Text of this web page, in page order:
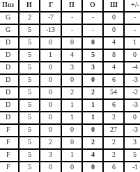
Поз И Г П О Ш
+/-
G 2 -7 - - 0
-
G 5 -13 - - 0
-
D 5 0 0 0 4
1
D 5 1 4 5 8
0
D 5 0 3 3 4
-4
D 5 0 0 0 6
-3
D 5 0 2 2 54
-2
D 5 0 1 1 6
-3
D 5 0 1 1 2
0
F 5 0 0 0 27
-3
F 5 2 0 2 2
3
F 5 3 1 4 2
5
F 5 0 0 0 6
-1